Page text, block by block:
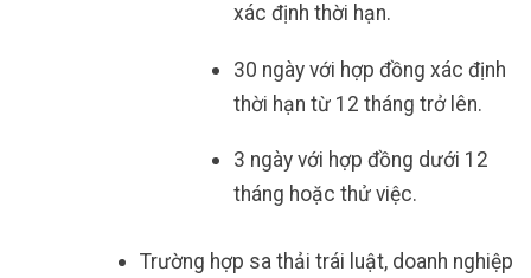
xác định thời hạn.
30 ngày với hợp đồng xác định
thời hạn từ 12 tháng trở lên.
3 ngày với hợp đồng dưới 12
tháng hoặc thử việc.
Trường hợp sa thải trái luật, doanh nghiệp